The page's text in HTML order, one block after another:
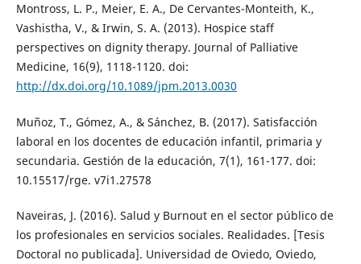
Montross, L. P., Meier, E. A., De Cervantes-Monteith, K.,
Vashistha, V., & Irwin, S. A. (2013). Hospice staff
perspectives on dignity therapy. Journal of Palliative
Medicine, 16(9), 1118-1120. doi:
http://dx.doi.org/10.1089/jpm.2013.0030
Muñoz, T., Gómez, A., & Sánchez, B. (2017). Satisfacción
laboral en los docentes de educación infantil, primaria y
secundaria. Gestión de la educación, 7(1), 161-177. doi:
10.15517/rge. v7i1.27578
Naveiras, J. (2016). Salud y Burnout en el sector público de
los profesionales en servicios sociales. Realidades. [Tesis
Doctoral no publicada]. Universidad de Oviedo, Oviedo,